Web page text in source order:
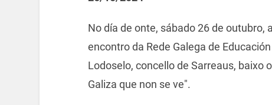
No día de onte, sábado 26 de
encontro da Rede Galega de
Lodoselo, concello de Sarreaus, baixo
Galiza que non se ve".